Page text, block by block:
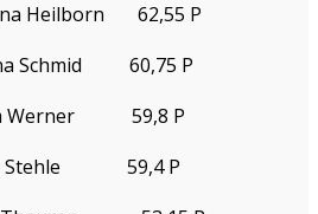
Heilborn
62,55 P
Schmid
60,75 P
Werner
59,8 P
Stehle
59,4 P